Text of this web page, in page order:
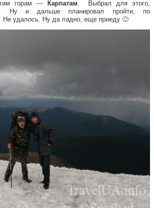
горам —
Карпатам . Выбрал для этого,
. Ну и дальше планировал пройти, по
. Не удалось. Ну да ладно, еще приеду 🙂